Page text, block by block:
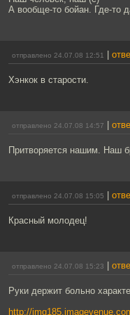
А вообще-то бойан. Где-то
отправлено 24.07.08 12:51
Хэнкок в старости.
отправлено 24.07.08 14:57
Притворяется нашим. Наш
отправлено 24.07.08 15:05
Красный молодец!
отправлено 24.07.08 15:23
Руки держит больно
http://